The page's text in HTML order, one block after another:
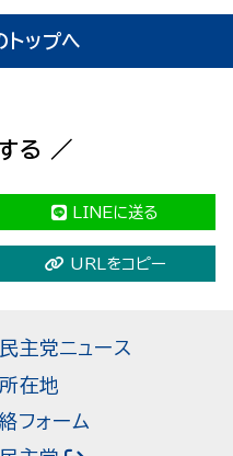
トップへ
る ／
LINEに送る
URLをコピー
主党ニュース
在地
フォーム